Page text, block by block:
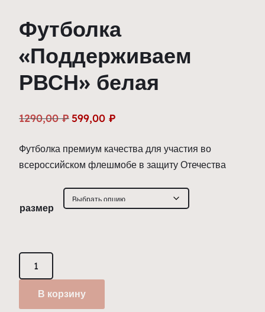
Футболка
«Поддерживаем
РВСН» белая
1290,00₽ Первоначальная
составляла
1290,00 ₽.
599,00 ₽
599,00 ₽.
Футболка премиум качества для участия во
всероссийском флешмобе в защиту Отечества
размер
Количество
товара
Футболка
"Поддерживаем
В корзину